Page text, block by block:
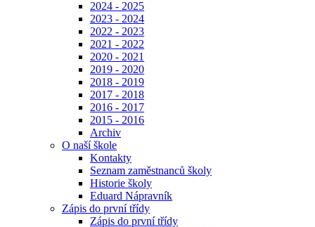
2024 - 2025
2023 - 2024
2022 - 2023
2021 - 2022
2020 - 2021
2019 - 2020
2018 - 2019
2017 - 2018
2016 - 2017
2015 - 2016
Archiv
O naší škole
Kontakty
Seznam zaměstnanců školy
Historie školy
Eduard Nápravník
Zápis do první třídy
Zápis do první třídy